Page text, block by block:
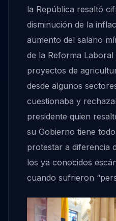
la República resaltó
disminución de la
aumento del salario
de la Reforma
proyectos de
desde algunos
cuestionaba y
presidente quien
su Gobierno tiene
protestar a diferencia
los ya conocidos
cuando sufrieron